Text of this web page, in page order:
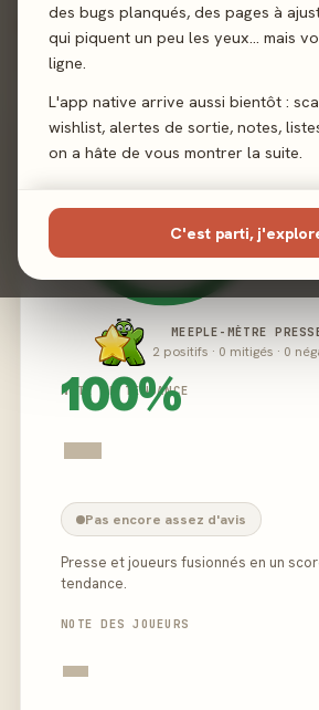
des bugs planqués, des pages à
qui piquent un peu les yeux… mais
ligne.
L'app native arrive aussi bientôt :
wishlist, alertes de sortie, notes,
on a hâte de vous montrer la suite.
C'est parti,
02 - LE VERDICT
100%
MEEPLE-MÈTRE
2 positifs · 0 mitigés · 0
NOTE DE TENDANCE
-
Pas encore assez d'avis
Presse et joueurs fusionnés en un
tendance.
NOTE DES JOUEURS
-